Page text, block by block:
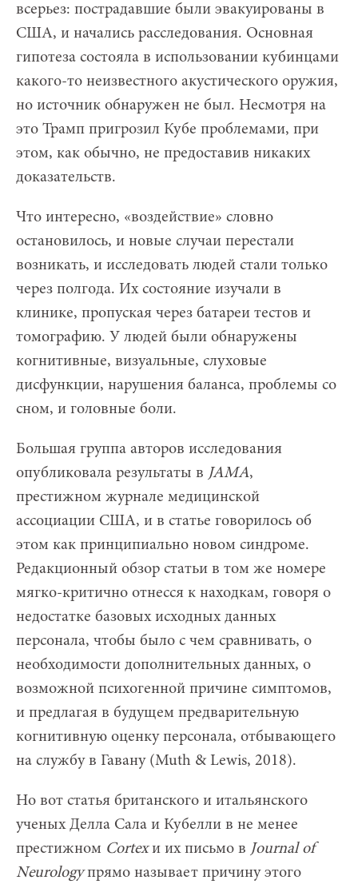
всерьез: пострадавшие были эвакуированы в
США, и начались расследования. Основная
гипотеза состояла в использовании кубинцами
какого-то неизвестного акустического оружия,
но источник обнаружен не был. Несмотря на
это Трамп пригрозил Кубе проблемами, при
этом, как обычно, не предоставив никаких
доказательств.
Что интересно, «воздействие» словно
остановилось, и новые случаи перестали
возникать, и исследовать людей стали только
через полгода. Их состояние изучали в
клинике, пропуская через батареи тестов и
томографию. У людей были обнаружены
когнитивные, визуальные, слуховые
дисфункции, нарушения баланса, проблемы со
сном, и головные боли.
Большая группа авторов исследования
опубликовала результаты в JAMA,
престижном журнале медицинской
ассоциации США, и в статье говорилось об
этом как принципиально новом синдроме.
Редакционный обзор статьи в том же номере
мягко-критично отнесся к находкам, говоря о
недостатке базовых исходных данных
персонала, чтобы было с чем сравнивать, о
необходимости дополнительных данных, о
возможной психогенной причине симптомов,
и предлагая в будущем предварительную
когнитивную оценку персонала, отбывающего
на службу в Гавану (Muth & Lewis, 2018).
Но вот статья британского и итальянского
ученых Делла Сала и Кубелли в не менее
престижном Cortexи их письмо в Journal of
Neurologyпрямо называет причину этого